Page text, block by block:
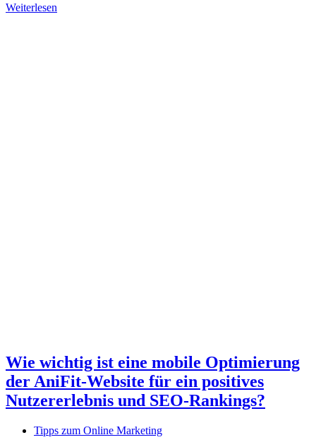
Weiterlesen
Wie wichtig ist eine mobile Optimierung
der AniFit-Website für ein positives
Nutzererlebnis und SEO-Rankings?
Tipps zum Online Marketing